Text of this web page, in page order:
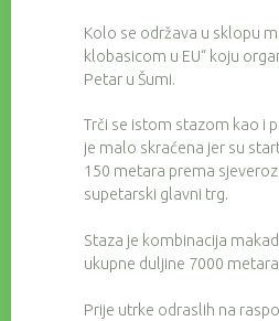
Kolo se održava u sklopu
klobasicom u EU“ koju
Petar u Šumi.
Trči se istom stazom kao i
je malo skraćena jer su
150 metara prema
supetarski glavni trg.
Staza je kombinacija
ukupne duljine 7000
Prije utrke odraslih na